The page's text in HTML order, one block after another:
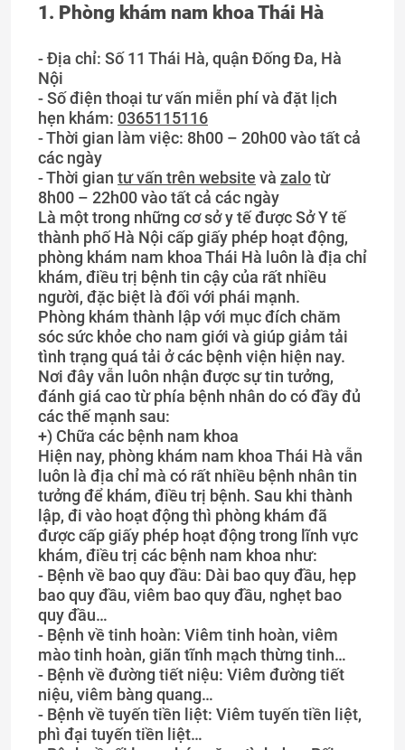
1. Phòng khám nam khoa Thái Hà
- Địa chỉ: Số 11 Thái Hà, quận Đống Đa, Hà
Nội
- Số điện thoại tư vấn miễn phí và đặt lịch
hẹn khám: 0365115116
- Thời gian làm việc: 8h00 – 20h00 vào tất cả
các ngày
- Thời gian tư vấn trên website và zalotừ
8h00 – 22h00 vào tất cả các ngày
Là một trong những cơ sở y tế được Sở Y tế
thành phố Hà Nội cấp giấy phép hoạt động,
phòng khám nam khoa Thái Hà luôn là địa chỉ
khám, điều trị bệnh tin cậy của rất nhiều
người, đặc biệt là đối với phái mạnh.
Phòng khám thành lập với mục đích chăm
sóc sức khỏe cho nam giới và giúp giảm tải
tình trạng quá tải ở các bệnh viện hiện nay.
Nơi đây vẫn luôn nhận được sự tin tưởng,
đánh giá cao từ phía bệnh nhân do có đầy đủ
các thế mạnh sau:
+) ​Chữa các bệnh nam khoa
Hiện nay, phòng khám nam khoa Thái Hà vẫn
luôn là địa chỉ mà có rất nhiều bệnh nhân tin
tưởng để khám, điều trị bệnh. Sau khi thành
lập, đi vào hoạt động thì phòng khám đã
được cấp giấy phép hoạt động trong lĩnh vực
khám, điều trị các bệnh nam khoa như:
- Bệnh về bao quy đầu: Dài bao quy đầu, hẹp
bao quy đầu, viêm bao quy đầu, nghẹt bao
quy đầu…
- Bệnh về tinh hoàn: Viêm tinh hoàn, viêm
mào tinh hoàn, giãn tĩnh mạch thừng tinh…
- Bệnh về đường tiết niệu: Viêm đường tiết
niệu, viêm bàng quang…
- Bệnh về tuyến tiền liệt: Viêm tuyến tiền liệt,
phì đại tuyến tiền liệt…